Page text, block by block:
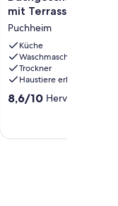
Apart.
qm
mit
Terrasse
im
Einfamilienhaus
Puchheim
mit Terrasse im
Puchheim
Küche
Waschmaschine
Trockner
Haustiere erlaubt
8.6
Hervorragend,
8,6/10 Hervorragend